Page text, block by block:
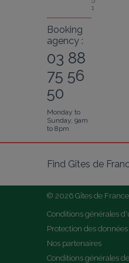
1
Booking
agency :
03 88
75 56
50
Monday to
Sunday, 9am
to 8pm
Find Gîtes de
© 2026 Gîtes de
Conditions générales
Protection des données
Nos partenaires
Conditions générales